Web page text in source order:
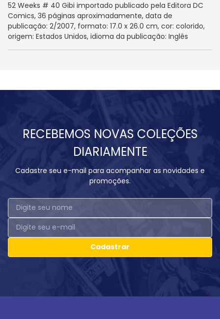
52 Weeks # 40 Gibi importado publicado pela Editora DC
Comics, 36 páginas aproximadamente, data de
publicação: 2/2007, formato: 17.0 x 26.0 cm, cor: colorido,
origem: Estados Unidos, idioma da publicação: Inglês
RECEBEMOS NOVAS COLEÇÕES
DIARIAMENTE
Cadastre seu e-mail para acompanhar as novidades e
promoções.
Cadastrar